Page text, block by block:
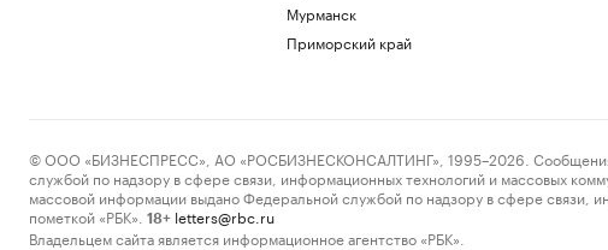
Мурманск
Приморский край
© ООО «БИЗНЕСПРЕСС», АО «РОСБИЗНЕСКОНСАЛТИНГ», 1995–2026. Сообщения и
службой по надзору в сфере связи, информационных технологий и массовых
массовой информации выдано Федеральной службой по надзору в сфере
пометкой «РБК».
18+ letters@rbc.ru
Владельцем сайта является информационное агентство «РБК».